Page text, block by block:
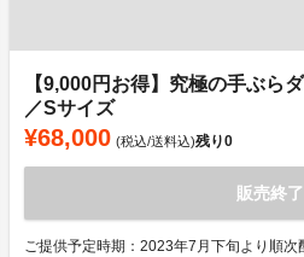
【9,000円お得】究極の手ぶら
／Sサイズ
¥68,000 (税込/送料込)残り0
販売終了
ご提供予定時期：2023年7月下旬より順次